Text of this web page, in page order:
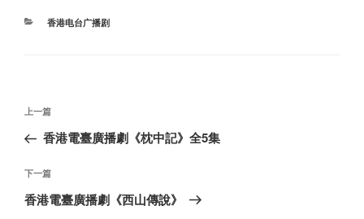
分
香港电台广播剧
文
导
航
上
一
文
章
上一篇
香港電臺廣播劇《枕中記》全5集
下
一
下一篇
香港電臺廣播劇《西山傳說》